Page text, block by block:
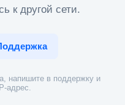
к другой сети.
напишите в поддержку и
адрес.